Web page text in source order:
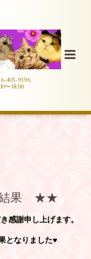
405-9196
〜18:00
結果 ★★
感謝申し上げます。
となりました♥